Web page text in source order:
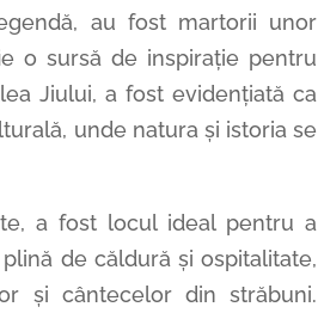
au fost martorii unor
o sursă de inspirație pentru
Jiului, a fost evidențiată ca
unde natura și istoria se
a fost locul ideal pentru a
de căldură și ospitalitate,
și cântecelor din străbuni.